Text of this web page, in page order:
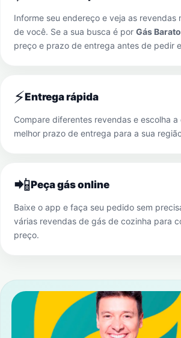
Informe seu endereço e veja as revendas
de você. Se a sua busca é por Gás Barato
preço e prazo de entrega antes de pedir
⚡Entrega rápida
Compare diferentes revendas e escolha a
melhor prazo de entrega para a sua
📲Peça gás online
Baixe o app e faça seu pedido sem
várias revendas de gás de cozinha para
preço.